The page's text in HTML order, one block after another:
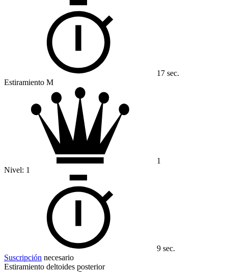
17 sec.
Estiramiento M
1
Nivel: 1
9 sec.
Suscripción necesario
Estiramiento deltoides posterior